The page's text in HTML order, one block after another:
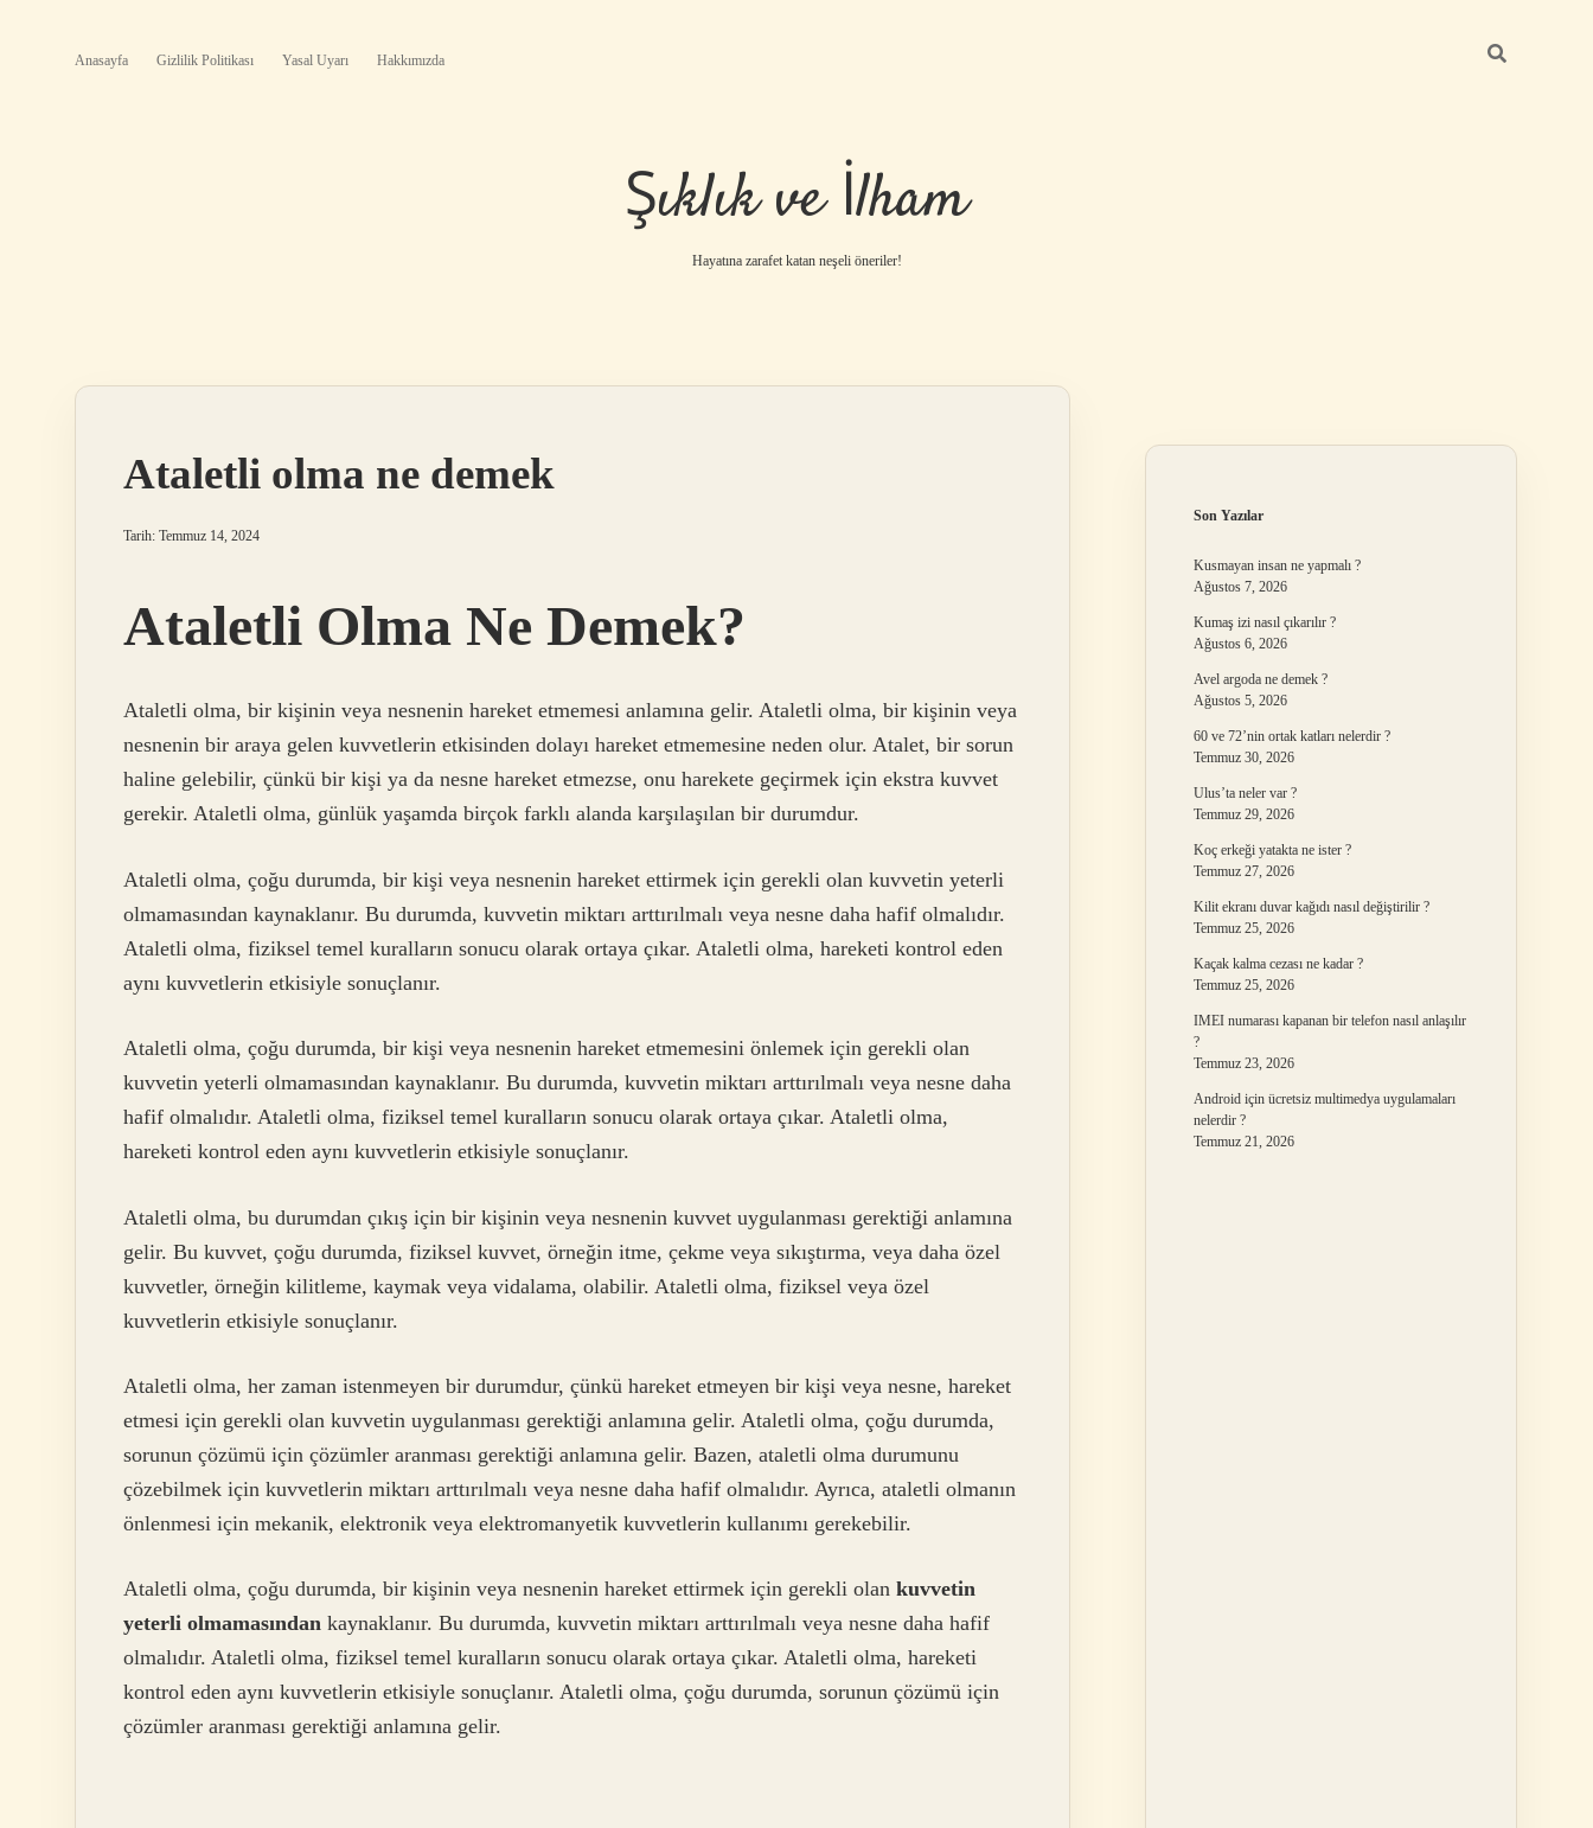
Anasayfa Gizlilik Politikası Yasal Uyarı Hakkımızda
Şıklık ve İlham
Hayatına zarafet katan neşeli öneriler!
Ataletli olma ne demek
Tarih: Temmuz 14, 2024
Ataletli Olma Ne Demek?
Ataletli olma, bir kişinin veya nesnenin hareket etmemesi anlamına gelir. Ataletli olma, bir kişinin veya
nesnenin bir araya gelen kuvvetlerin etkisinden dolayı hareket etmemesine neden olur. Atalet, bir sorun
haline gelebilir, çünkü bir kişi ya da nesne hareket etmezse, onu harekete geçirmek için ekstra kuvvet
gerekir. Ataletli olma, günlük yaşamda birçok farklı alanda karşılaşılan bir durumdur.
Ataletli olma, çoğu durumda, bir kişi veya nesnenin hareket ettirmek için gerekli olan kuvvetin yeterli
olmamasından kaynaklanır. Bu durumda, kuvvetin miktarı arttırılmalı veya nesne daha hafif olmalıdır.
Ataletli olma, fiziksel temel kuralların sonucu olarak ortaya çıkar. Ataletli olma, hareketi kontrol eden
aynı kuvvetlerin etkisiyle sonuçlanır.
Ataletli olma, çoğu durumda, bir kişi veya nesnenin hareket etmemesini önlemek için gerekli olan
kuvvetin yeterli olmamasından kaynaklanır. Bu durumda, kuvvetin miktarı arttırılmalı veya nesne daha
hafif olmalıdır. Ataletli olma, fiziksel temel kuralların sonucu olarak ortaya çıkar. Ataletli olma,
hareketi kontrol eden aynı kuvvetlerin etkisiyle sonuçlanır.
Ataletli olma, bu durumdan çıkış için bir kişinin veya nesnenin kuvvet uygulanması gerektiği anlamına
gelir. Bu kuvvet, çoğu durumda, fiziksel kuvvet, örneğin itme, çekme veya sıkıştırma, veya daha özel
kuvvetler, örneğin kilitleme, kaymak veya vidalama, olabilir. Ataletli olma, fiziksel veya özel
kuvvetlerin etkisiyle sonuçlanır.
Ataletli olma, her zaman istenmeyen bir durumdur, çünkü hareket etmeyen bir kişi veya nesne, hareket
etmesi için gerekli olan kuvvetin uygulanması gerektiği anlamına gelir. Ataletli olma, çoğu durumda,
sorunun çözümü için çözümler aranması gerektiği anlamına gelir. Bazen, ataletli olma durumunu
çözebilmek için kuvvetlerin miktarı arttırılmalı veya nesne daha hafif olmalıdır. Ayrıca, ataletli olmanın
önlenmesi için mekanik, elektronik veya elektromanyetik kuvvetlerin kullanımı gerekebilir.
Ataletli olma, çoğu durumda, bir kişinin veya nesnenin hareket ettirmek için gerekli olan kuvvetin
yeterli olmamasından kaynaklanır. Bu durumda, kuvvetin miktarı arttırılmalı veya nesne daha hafif
olmalıdır. Ataletli olma, fiziksel temel kuralların sonucu olarak ortaya çıkar. Ataletli olma, hareketi
kontrol eden aynı kuvvetlerin etkisiyle sonuçlanır. Ataletli olma, çoğu durumda, sorunun çözümü için
çözümler aranması gerektiği anlamına gelir.
Son Yazılar
Kusmayan insan ne yapmalı ?
Ağustos 7, 2026
Kumaş izi nasıl çıkarılır ?
Ağustos 6, 2026
Avel argoda ne demek ?
Ağustos 5, 2026
60 ve 72’nin ortak katları nelerdir ?
Temmuz 30, 2026
Ulus’ta neler var ?
Temmuz 29, 2026
Koç erkeği yatakta ne ister ?
Temmuz 27, 2026
Kilit ekranı duvar kağıdı nasıl değiştirilir ?
Temmuz 25, 2026
Kaçak kalma cezası ne kadar ?
Temmuz 25, 2026
IMEI numarası kapanan bir telefon nasıl anlaşılır
?
Temmuz 23, 2026
Android için ücretsiz multimedya uygulamaları
nelerdir ?
Temmuz 21, 2026